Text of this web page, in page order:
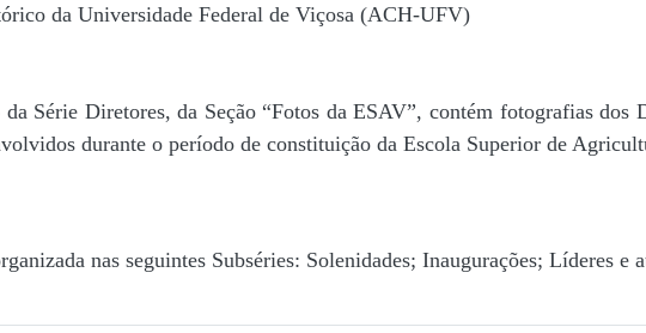
da Universidade Federal de Viçosa (ACH-UFV)
Série Diretores, da Seção “Fotos da ESAV”, contém fotografias dos
durante o período de constituição da Escola Superior de
nas seguintes Subséries: Solenidades; Inaugurações; Líderes e